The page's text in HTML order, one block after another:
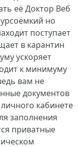
её Доктор Веб
но
поступает
в карантин
ускоряет
к минимуму
вам не
документов
кабинете
заполнения
приватные